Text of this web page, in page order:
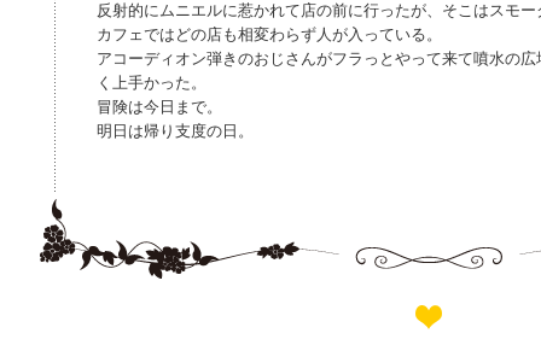
反射的にムニエルに惹かれて店の前に行ったが、そこはスモ
カフェではどの店も相変わらず人が入っている。
アコーディオン弾きのおじさんがフラっとやって来て噴水の
く上手かった。
冒険は今日まで。
明日は帰り支度の日。